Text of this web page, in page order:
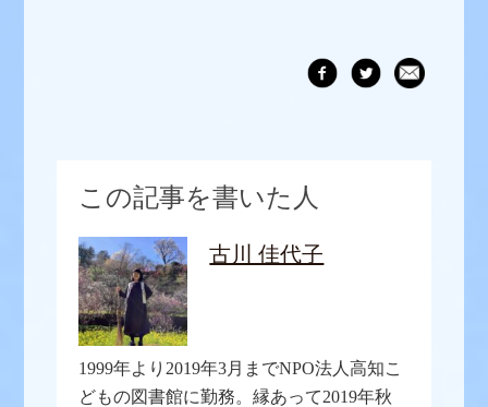
この記事を書いた人
古川 佳代子
1999年より2019年3月までNPO法人高知こ
どもの図書館に勤務。縁あって2019年秋